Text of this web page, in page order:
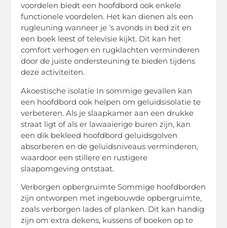
voordelen biedt een hoofdbord ook enkele
functionele voordelen. Het kan dienen als een
rugleuning wanneer je ’s avonds in bed zit en
een boek leest of televisie kijkt. Dit kan het
comfort verhogen en rugklachten verminderen
door de juiste ondersteuning te bieden tijdens
deze activiteiten.
Akoestische isolatie In sommige gevallen kan
een hoofdbord ook helpen om geluidsisolatie te
verbeteren. Als je slaapkamer aan een drukke
straat ligt of als er lawaaierige buren zijn, kan
een dik bekleed hoofdbord geluidsgolven
absorberen en de geluidsniveaus verminderen,
waardoor een stillere en rustigere
slaapomgeving ontstaat.
Verborgen opbergruimte Sommige hoofdborden
zijn ontworpen met ingebouwde opbergruimte,
zoals verborgen lades of planken. Dit kan handig
zijn om extra dekens, kussens of boeken op te